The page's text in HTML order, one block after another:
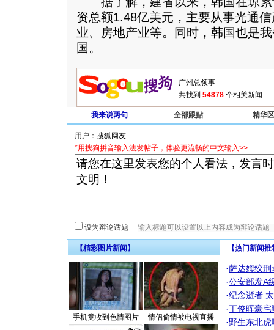
资总额1.48亿美元，主要从事光通
业、房地产业等。同时，韩国也是
国。
共找到 54878 个相关新闻.
我来说两句 全部跟贴 精华区
用户：
*用搜狗拼音输入法发帖子，体验更流畅的中文输入>>
设为辩论话题
【精彩图片新闻】
手机竟收到色情图片 情侣偷情被电视直播
【热门新闻
·萨达姆绞刑
·公安部发A
·纪念逝者
·丁俊晖豪
·野生东北